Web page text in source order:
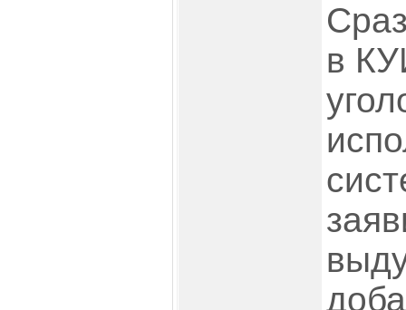
в